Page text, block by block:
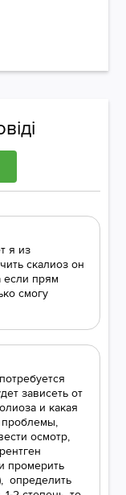
я из
скалиоз он
если прям
смогу
зависеть от
и какая
осмотр,
промерить
определить